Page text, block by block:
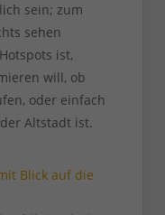
sein; zum
sehen
ist,
will, ob
oder einfach
Altstadt ist.